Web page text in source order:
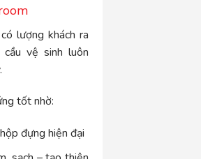
lượng khách ra
vệ sinh luôn
tốt nhờ:
đựng hiện đại